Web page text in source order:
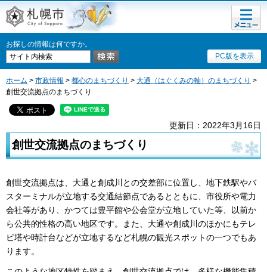
札幌市
お探しの情報は何ですか。
PC版を表示
メニュ
ー
ホーム > 市政情報 > 都心のまちづくり > 大通（はぐくみの軸）のまちづくり >
創世交流拠点のまちづくり
更新日：2022年3月16日
創世交流拠点のまちづくり
創世交流拠点は、大通と創成川との交差部に位置し、地下鉄駅やバ
スターミナルが立地する交通結節点であるとともに、市役所や電力
会社等があり、かつては豊平館や公会堂が立地していた等、以前か
ら公共的性格の高い地区です。また、大通や創成川のほかにもテレ
ビ塔や時計台などが立地するなど札幌の観光スポットの一つでもあ
ります。